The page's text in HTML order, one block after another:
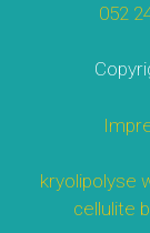
052
kryolipolyse
cellulite